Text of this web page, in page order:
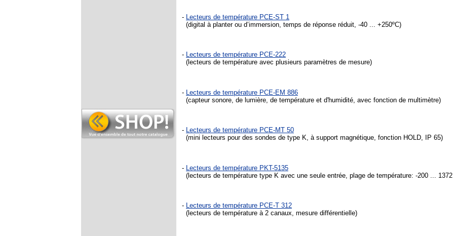
- Lecteurs de température PCE-ST 1
(digital à planter ou d’immersion, temps de réponse réduit, -40 ... +250ºC)
- Lecteurs de température PCE-222
(lecteurs de température avec plusieurs paramètres de mesure)
- Lecteurs de température PCE-EM 886
(capteur sonore, de lumière, de température et d'humidité, avec fonction de multimètre)
- Lecteurs de température PCE-MT 50
(mini lecteurs pour des sondes de type K, à support magnétique, fonction HOLD, IP 65)
- Lecteurs de température PKT-5135
(lecteurs de température type K avec une seule entrée, plage de température: -200 ... 1372
- Lecteurs de température PCE-T 312
(lecteurs de température à 2 canaux, mesure différentielle)